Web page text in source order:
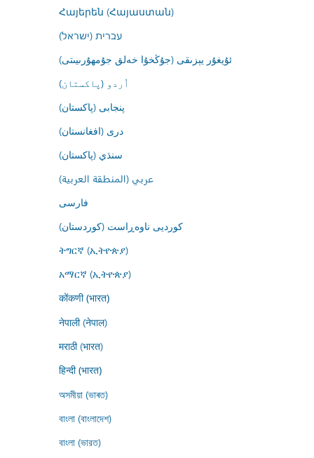
Հայերեն (Հայաստան)
עברית (ישראל)
ئۇيغۇر يېزىقى (جۇڭخۇا خەلق جۇمھۇرىيىتى)
اُردو (پاکستان)
پنجابی (پاکستان)
درى (افغانستان)
سنڌي (پاکستان)
عربي (المنطقة العربية)
فارسى
کوردیی ناوەڕاست (کوردستان)
ትግርኛ (ኢትዮጵያ)
አማርኛ (ኢትዮጵያ)
कोंकणी (भारत)
नेपाली (नेपाल)
मराठी (भारत)
हिन्दी (भारत)
অসমীয়া (ভাৰত)
বাংলা (বাংলাদেশ)
বাংলা (ভারত)